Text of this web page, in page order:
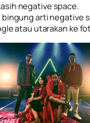
negative space.
bingung arti negative
atau utarakan ke